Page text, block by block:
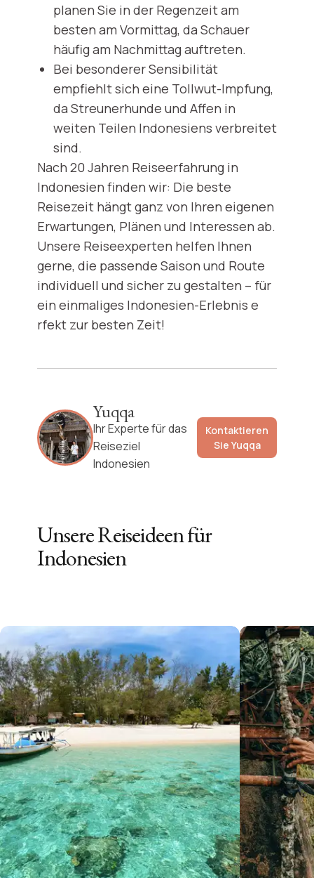
planen Sie in der Regenzeit am
besten am Vormittag, da Schauer
häufig am Nachmittag auftreten.
Bei besonderer Sensibilität
empfiehlt sich eine Tollwut-Impfung,
da Streunerhunde und Affen in
weiten Teilen Indonesiens verbreitet
sind.
Nach 20 Jahren Reiseerfahrung in
Indonesien finden wir: Die beste
Reisezeit hängt ganz von Ihren eigenen
Erwartungen, Plänen und Interessen ab.
Unsere Reiseexperten helfen Ihnen
gerne, die passende Saison und Route
individuell und sicher zu gestalten – für
ein einmaliges Indonesien-Erlebnis e
rfekt zur besten Zeit!
Yuqqa
Ihr Experte für das
Reiseziel
Indonesien
Kontaktieren
Sie Yuqqa
Unsere Reiseideen für
Indonesien